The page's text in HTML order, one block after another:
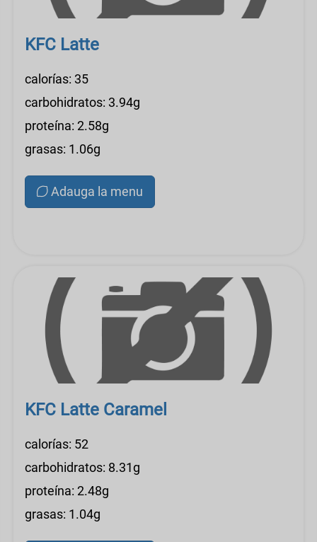
KFC Latte
calorías: 35
carbohidratos: 3.94g
proteína: 2.58g
grasas: 1.06g
Adauga la menu
KFC Latte Caramel
calorías: 52
carbohidratos: 8.31g
proteína: 2.48g
grasas: 1.04g